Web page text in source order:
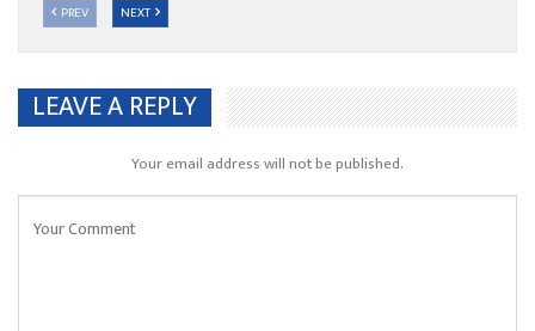
PREV NEXT
LEAVE A REPLY
Your email address will not be published.